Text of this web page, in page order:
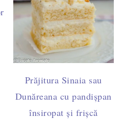
cu pesto de busuioc și caju -
post
Prăjitura Sinaia sau
Dunăreana cu pandișpan
însiropat și frișcă